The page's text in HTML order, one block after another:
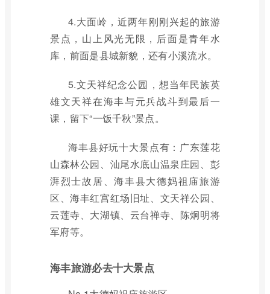
4.大面岭，近两年刚刚兴起的旅游
景点，山上风光无限，后面是青年水
库，前面是县城新貌，还有小溪流水。
5.文天祥纪念公园，想当年民族英
雄文天祥在海丰与元兵战斗到最后一
课，留下“一饭千秋”景点。
海丰县好玩十大景点有：广东莲花
山森林公园、汕尾水底山温泉庄园、彭
湃烈士故居、海丰县大德妈祖庙旅游
区、海丰红宫红场旧址、文天祥公园、
云莲寺、大湖镇、云台禅寺、陈炯明将
军府等。
海丰旅游必去十大景点